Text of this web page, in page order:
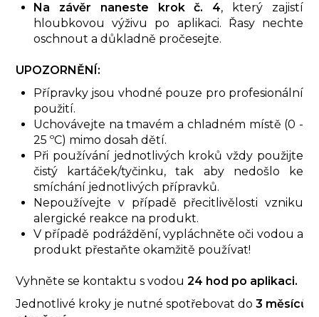
Na závěr naneste krok č. 4, který zajistí
hloubkovou výživu po aplikaci. Řasy nechte
oschnout a důkladně pročesejte.
UPOZORNĚNÍ:
Přípravky jsou vhodné pouze pro profesionální
použití.
Uchovávejte na tmavém a chladném místě (0 -
25 ºC) mimo dosah dětí.
Při používání jednotlivých kroků vždy použijte
čistý kartáček/tyčinku, tak aby nedošlo ke
smíchání jednotlivých přípravků.
Nepoužívejte v případě přecitlivělosti vzniku
alergické reakce na produkt.
V případě podráždění, vypláchněte oči vodou a
produkt přestaňte okamžitě používat!
Vyhněte se kontaktu s vodou 24 hod po aplikaci.
Jednotlivé kroky je nutné spotřebovat do 3 měsíců